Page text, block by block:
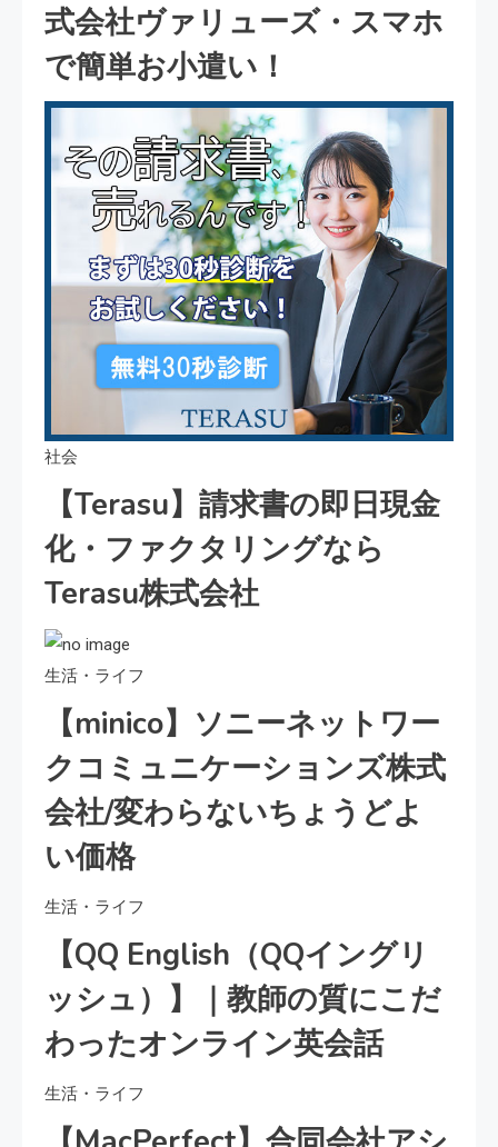
式会社ヴァリューズ・スマホ
で簡単お小遣い！
社会
【Terasu】請求書の即日現金
化・ファクタリングなら
Terasu株式会社
生活・ライフ
【minico】ソニーネットワー
クコミュニケーションズ株式
会社/変わらないちょうどよ
い価格
生活・ライフ
【QQ English（QQイングリ
ッシュ）】｜教師の質にこだ
わったオンライン英会話
生活・ライフ